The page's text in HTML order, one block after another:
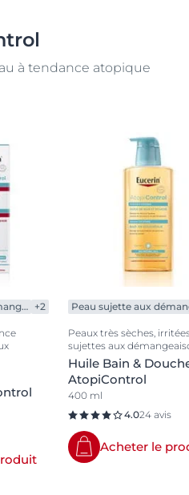
à tendance atopique
Peau sujette aux démangeaisons +2
Peaux très sèches,
sujettes aux
Huile Bain &
AtopiControl
400 ml
4.024 avis
Acheter le